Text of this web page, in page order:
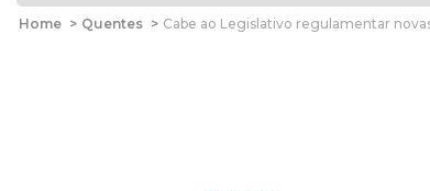
Home > Quentes > Cabe ao Legislativo regulamentar